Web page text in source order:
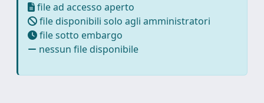
file ad accesso aperto
file disponibili solo agli amministratori
file sotto embargo
nessun file disponibile